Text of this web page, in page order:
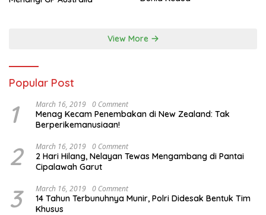
View More
Popular Post
1 March 16, 2019 0 Comment
Menag Kecam Penembakan di New Zealand: Tak
Berperikemanusiaan!
2 March 16, 2019 0 Comment
2 Hari Hilang, Nelayan Tewas Mengambang di Pantai
Cipalawah Garut
3 March 16, 2019 0 Comment
14 Tahun Terbunuhnya Munir, Polri Didesak Bentuk Tim
Khusus